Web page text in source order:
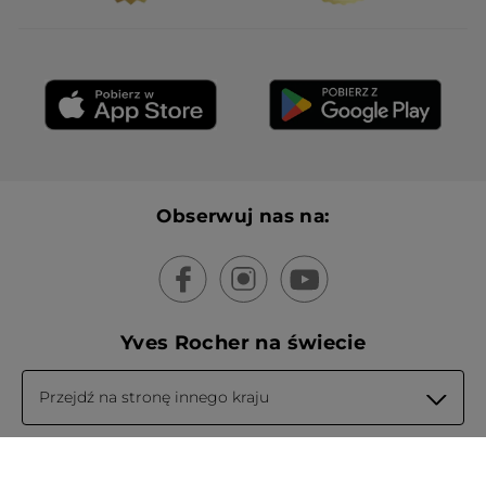
Obserwuj nas na:
Yves Rocher na świecie
Przejdź na stronę innego kraju